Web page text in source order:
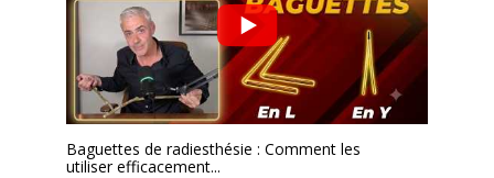
Baguettes de radiesthésie : Comment les
utiliser efficacement...